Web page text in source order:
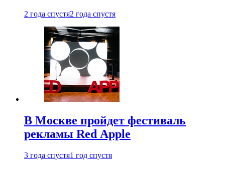
2 года спустя2 года спустя
В Москве пройдет фестиваль
рекламы Red Apple
3 года спустя1 год спустя